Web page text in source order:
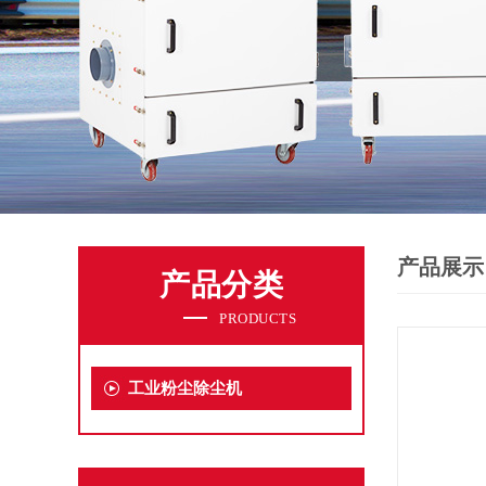
产品分类
PRODUCTS
工业粉尘除尘机
产品展示